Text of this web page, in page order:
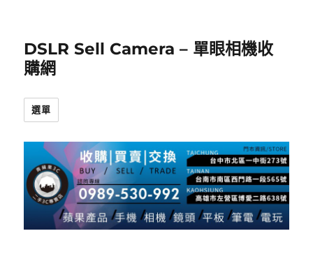
DSLR Sell Camera – 單眼相機收
購網
選單